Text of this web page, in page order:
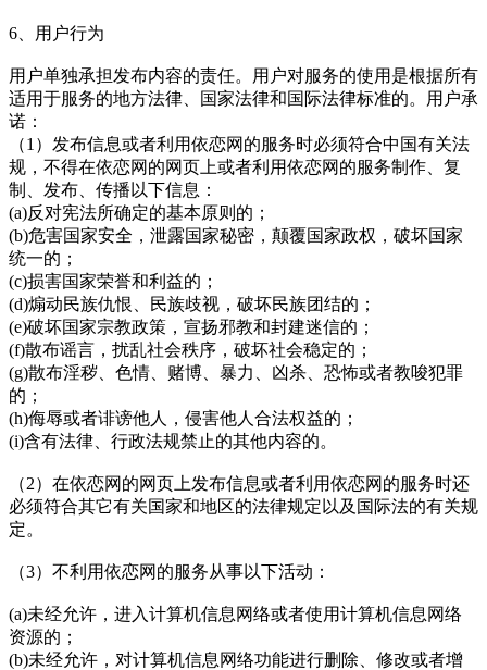
6、用户行为
用户单独承担发布内容的责任。用户对服务的使用是根据所有
适用于服务的地方法律、国家法律和国际法律标准的。用户承
诺：
（1）发布信息或者利用依恋网的服务时必须符合中国有关法
规，不得在依恋网的网页上或者利用依恋网的服务制作、复
制、发布、传播以下信息：
(a)反对宪法所确定的基本原则的；
(b)危害国家安全，泄露国家秘密，颠覆国家政权，破坏国家
统一的；
(c)损害国家荣誉和利益的；
(d)煽动民族仇恨、民族歧视，破坏民族团结的；
(e)破坏国家宗教政策，宣扬邪教和封建迷信的；
(f)散布谣言，扰乱社会秩序，破坏社会稳定的；
(g)散布淫秽、色情、赌博、暴力、凶杀、恐怖或者教唆犯罪
的；
(h)侮辱或者诽谤他人，侵害他人合法权益的；
(i)含有法律、行政法规禁止的其他内容的。
（2）在依恋网的网页上发布信息或者利用依恋网的服务时还
必须符合其它有关国家和地区的法律规定以及国际法的有关规
定。
（3）不利用依恋网的服务从事以下活动：
(a)未经允许，进入计算机信息网络或者使用计算机信息网络
资源的；
(b)未经允许，对计算机信息网络功能进行删除、修改或者增